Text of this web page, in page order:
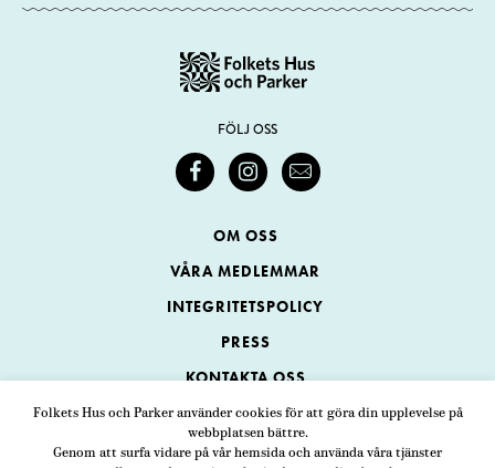
Folkets Hus och Parker använder cookies för att göra din upplevelse på
webbplatsen bättre.
Genom att surfa vidare på vår hemsida och använda våra tjänster
FÖLJ OSS
OM OSS
VÅRA MEDLEMMAR
INTEGRITETSPOLICY
PRESS
KONTAKTA OSS
Folkets Hus och Parker